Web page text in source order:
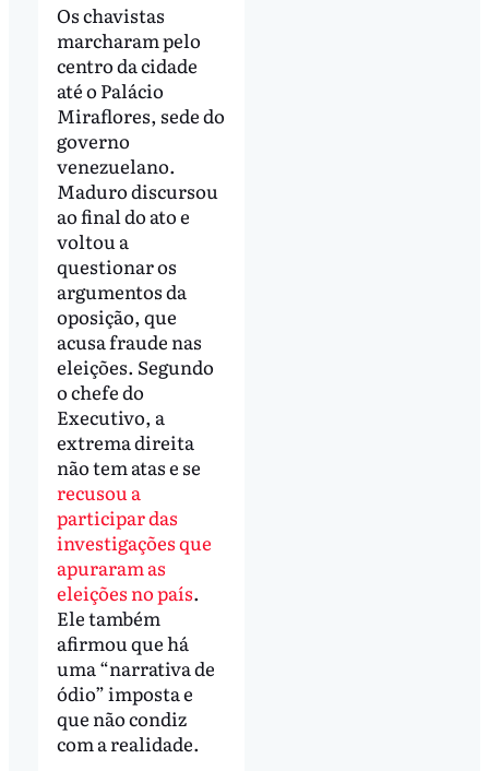
Os chavistas
marcharam pelo
centro da cidade
até o Palácio
Miraflores, sede do
governo
venezuelano.
Maduro discursou
ao final do ato e
voltou a
questionar os
argumentos da
oposição, que
acusa fraude nas
eleições. Segundo
o chefe do
Executivo, a
extrema direita
não tem atas e se
recusou a
participar das
investigações que
apuraram as
eleições no país.
Ele também
afirmou que há
uma “narrativa de
ódio” imposta e
que não condiz
com a realidade.